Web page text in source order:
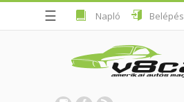
☰ Napló Belépés